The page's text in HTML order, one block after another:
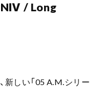
/ Long
新しい「05 A.M.シリー